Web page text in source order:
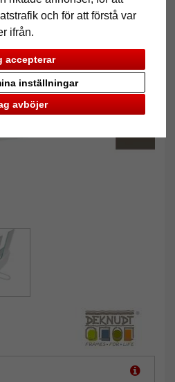
och för att förstå var
ifrån.
accepterar
avböjer
inställningar